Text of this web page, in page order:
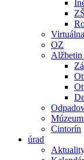
OZ
Alžbetin
Cintorín
úrad